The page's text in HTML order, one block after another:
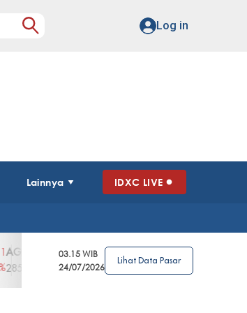
Log in
Lainnya IDXC LIVE
3.39%
AGRO
4
2.63%
AGRS
0%
03.15 WIB
24/07/2026
Lihat Data Pasar